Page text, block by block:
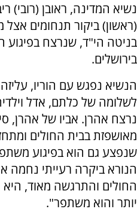
נשיא המדינה, ראובן (רובי)
(ראשון) ביקור תנחומים
בניטה הי"ד, שנרצח בפיגוע
בירושלים.
הנשיא נפגש עם הוריו,
לשלומה של כלתם, אדל
נרצח אהרן. אביו של אהרן,
מאושפזת בבית החולים
שנפצע גם הוא בפיגוע
הנורא ביקרה רעייתי נחמה
החולים והתרגשה מאוד,
יותר והוא משתפר".